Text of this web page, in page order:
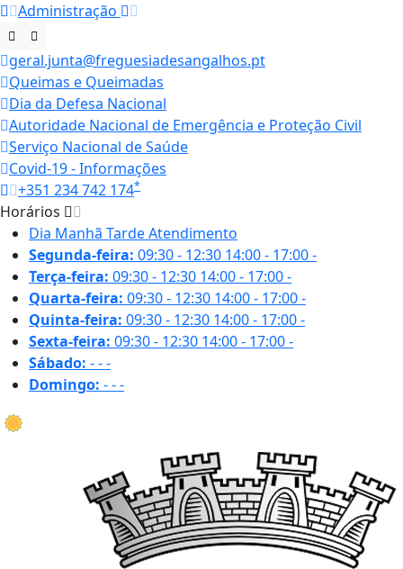
Administração
geral.junta@freguesiadesangalhos.pt
Queimas e Queimadas
Dia da Defesa Nacional
Autoridade Nacional de Emergência e Proteção Civil
Serviço Nacional de Saúde
Covid-19 - Informações
+351 234 742 174*
Horários
Dia Manhã TardeAtendimento
Segunda-feira: 09:30 - 12:30 14:00 - 17:00-
Terça-feira: 09:30 - 12:30 14:00 - 17:00-
Quarta-feira: 09:30 - 12:30 14:00 - 17:00-
Quinta-feira: 09:30 - 12:30 14:00 - 17:00-
Sexta-feira: 09:30 - 12:30 14:00 - 17:00-
Sábado: ---
Domingo: ---